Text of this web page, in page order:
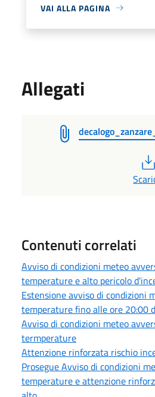
VAI ALLA PAGINA
Allegati
decalogo_zanzare_
Contenuti correlati
Avviso di condizioni meteo
temperature e alto pericolo
Estensione avviso di condizioni
temperature fino alle ore 20:00
Avviso di condizioni meteo
termperature
Attenzione rinforzata rischio
Prosegue Avviso di condizioni
temperature e attenzione